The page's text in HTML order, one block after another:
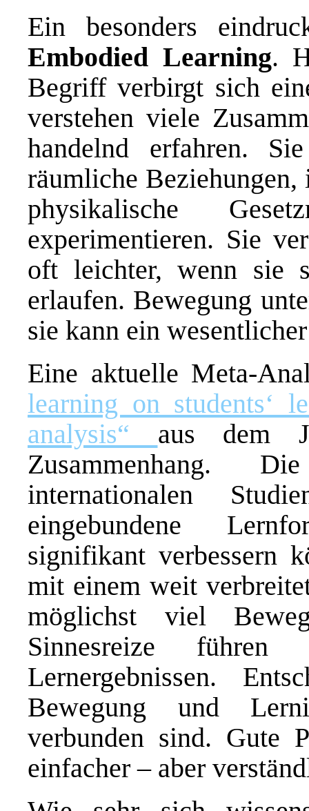
Ein besonders
Embodied Learning.
Begriff verbirgt sich
verstehen viele
handelnd erfahren.
räumliche Beziehungen,
physikalische
experimentieren. Sie
oft leichter, wenn sie
erlaufen. Bewegung
sie kann ein
Eine aktuelle Meta-
learning on students‘
analysis“ aus dem
Zusammenhang.
internationalen
eingebundene
signifikant verbessern
mit einem weit
möglichst viel
Sinnesreize führen
Lernergebnissen.
Bewegung und
verbunden sind. Gute
einfacher – aber